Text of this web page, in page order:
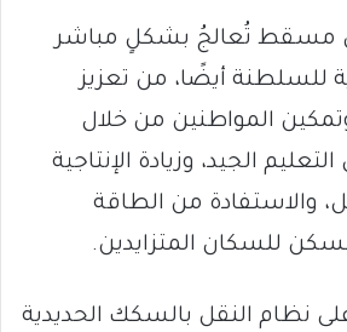
مسقط تُعالجُ بشكلٍ مباشر
للسلطنة أيضًا، من تعزيز
المواطنين من خلال
الجيد، وزيادة الإنتاجية
والاستفادة من الطاقة
للسكان المتزايدين.
نظام النقل بالسكك الحديدية